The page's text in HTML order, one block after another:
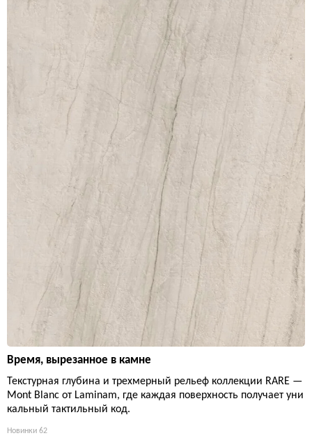
Время, вырезанное в камне
Текстурная глубина и трехмерный рельеф коллекции RARE —
Mont Blanc от Laminam, где каждая поверхность получает уни
кальный тактильный код.
Новинки 62